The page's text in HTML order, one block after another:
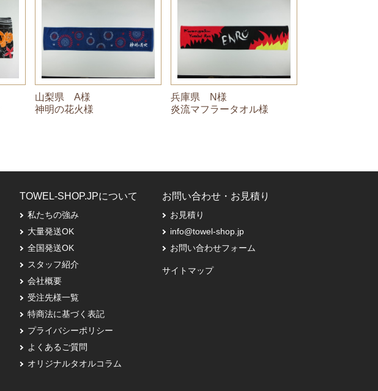
山梨県 A様
神明の花火様
兵庫県 N様
炎流マフラータオル様
TOWEL-SHOP.JPについて
私たちの強み
大量発送OK
全国発送OK
スタッフ紹介
会社概要
受注先様一覧
特商法に基づく表記
プライバシーポリシー
よくあるご質問
オリジナルタオルコラム
お問い合わせ・お見積り
お見積り
info@towel-shop.jp
お問い合わせフォーム
サイトマップ